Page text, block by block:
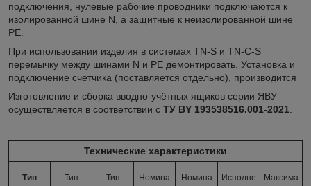
подключения, нулевые рабочие проводники подключаются к
изолированной шине N, а защитные к неизолированной шине
PE.
При использовании изделия в системах TN-S и TN-C-S
перемычку между шинами N и PE демонтировать. Установка и
подключение счетчика (поставляется отдельно), производится
Изготовление и сборка вводно-учётных ящиков серии ЯВУ
осуществляется в соответствии с ТУ BY 193538516.001-2021.
Технические характеристики
Тип
Тип
Тип
Номина
Номина
Исполне
Максима